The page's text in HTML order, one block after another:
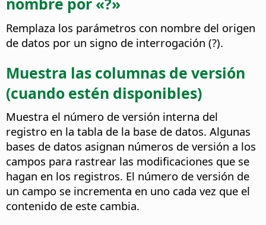
Remplaza los parámetros con nombre del origen
de datos por un signo de interrogación (?).
Muestra las columnas de versión
(cuando estén disponibles)
Muestra el número de versión interna del
registro en la tabla de la base de datos. Algunas
bases de datos asignan números de versión a los
campos para rastrear las modificaciones que se
hagan en los registros. El número de versión de
un campo se incrementa en uno cada vez que el
contenido de este cambia.